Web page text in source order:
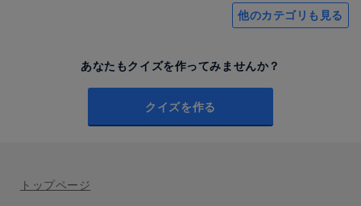
他のカテゴリも見る
あなたもクイズを作ってみませんか？
クイズを作る
トップページ